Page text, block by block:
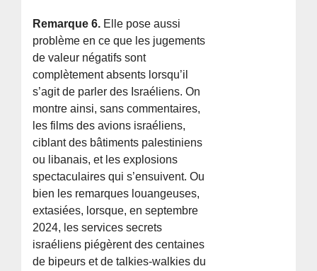
Remarque 6. Elle pose aussi
problème en ce que les jugements
de valeur négatifs sont
complètement absents lorsqu’il
s’agit de parler des Israéliens. On
montre ainsi, sans commentaires,
les films des avions israéliens,
ciblant des bâtiments palestiniens
ou libanais, et les explosions
spectaculaires qui s’ensuivent. Ou
bien les remarques louangeuses,
extasiées, lorsque, en septembre
2024, les services secrets
israéliens piégèrent des centaines
de bipeurs et de talkies-walkies du